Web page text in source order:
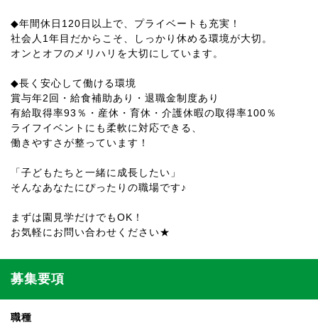
◆年間休日120日以上で、プライベートも充実！
社会人1年目だからこそ、しっかり休める環境が大切。
オンとオフのメリハリを大切にしています。
◆長く安心して働ける環境
賞与年2回・給食補助あり・退職金制度あり
有給取得率93％・産休・育休・介護休暇の取得率100％
ライフイベントにも柔軟に対応できる、
働きやすさが整っています！
「子どもたちと一緒に成長したい」
そんなあなたにぴったりの職場です♪
まずは園見学だけでもOK！
お気軽にお問い合わせください★
募集要項
職種